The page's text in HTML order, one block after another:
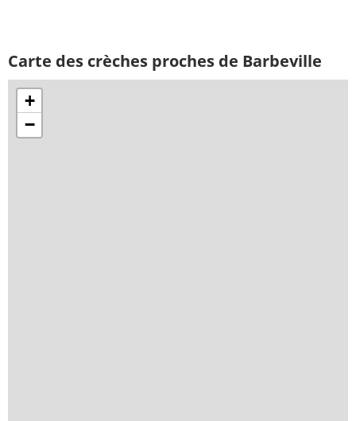
Carte des crèches proches de Barbeville
+
−